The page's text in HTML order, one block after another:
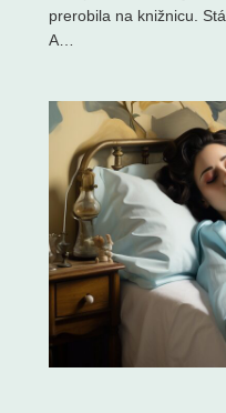
prerobila na knižnicu.
A…